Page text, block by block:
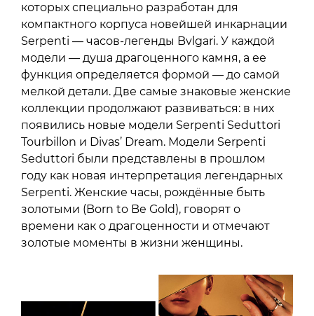
которых специально разработан для
компактного корпуса новейшей инкарнации
Serpenti — часов-легенды Bvlgari. У каждой
модели — душа драгоценного камня, а ее
функция определяется формой — до самой
мелкой детали. Две самые знаковые женские
коллекции продолжают развиваться: в них
появились новые модели Serpenti Seduttori
Tourbillon и Divas’ Dream. Модели Serpenti
Seduttori были представлены в прошлом
году как новая интерпретация легендарных
Serpenti. Женские часы, рождённые быть
золотыми (Born to Be Gold), говорят о
времени как о драгоценности и отмечают
золотые моменты в жизни женщины.